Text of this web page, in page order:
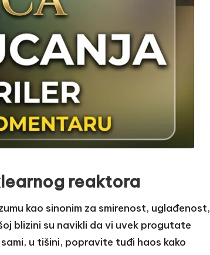
reaktora
kao sinonim za smirenost, uglađenost,
blizini su navikli da vi uvek progutate
u tišini, popravite tuđi haos kako